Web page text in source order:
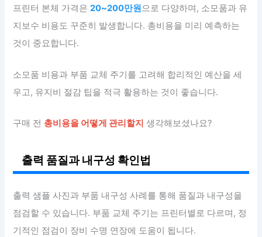
프린터 본체 가격은20~200만원으로 다양하며, 소모품과 유
지보수 비용도 꾸준히 발생합니다. 총비용을 미리 예측하는
것이 중요합니다.
소모품 비용과 부품 교체 주기를 고려해 합리적인 예산을 세
우고, 유지비 절감 팁을 적극 활용하는 것이 좋습니다.
구매 전 총비용을 어떻게 관리할지 생각해보셨나요?
출력 품질과 내구성 확인법
출력 샘플 사진과 부품 내구성 사례를 통해 품질과 내구성을
점검할 수 있습니다. 부품 교체 주기는 프린터별로 다르며, 정
기적인 점검이 장비 수명 연장에 도움이 됩니다.